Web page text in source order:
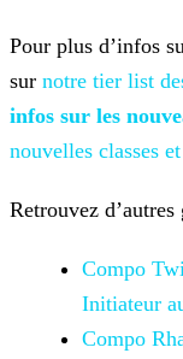
Pour plus d’infos
sur notre tier list
infos sur les
nouvelles classes
Retrouvez
Compo
Initiateur
Compo